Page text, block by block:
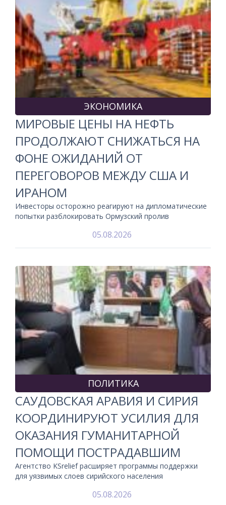
ЭКОНОМИКА
МИРОВЫЕ ЦЕНЫ НА НЕФТЬ
ПРОДОЛЖАЮТ СНИЖАТЬСЯ НА
ФОНЕ ОЖИДАНИЙ ОТ
ПЕРЕГОВОРОВ МЕЖДУ США И
ИРАНОМ
Инвесторы осторожно реагируют на дипломатические
попытки разблокировать Ормузский пролив
05.08.2026
ПОЛИТИКА
САУДОВСКАЯ АРАВИЯ И СИРИЯ
КООРДИНИРУЮТ УСИЛИЯ ДЛЯ
ОКАЗАНИЯ ГУМАНИТАРНОЙ
ПОМОЩИ ПОСТРАДАВШИМ
Агентство KSrelief расширяет программы поддержки
для уязвимых слоев сирийского населения
05.08.2026